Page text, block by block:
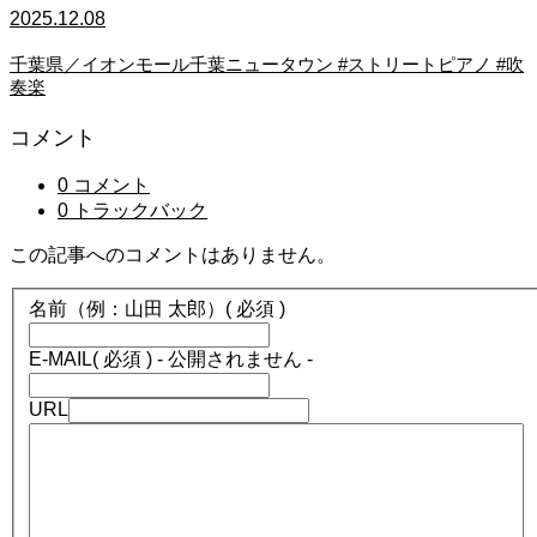
2025.12.08
千葉県／イオンモール千葉ニュータウン #ストリートピアノ #吹
奏楽
コメント
0 コメント
0 トラックバック
この記事へのコメントはありません。
名前（例：山田 太郎） ( 必須 )
E-MAIL( 必須 ) - 公開されません -
URL